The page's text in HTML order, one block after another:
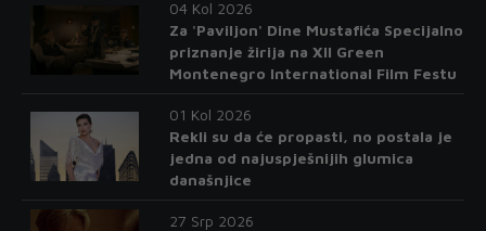
04 Kol 2026
Za 'Paviljon' Dine Mustafića Specijalno
priznanje žirija na XII Green
Montenegro International Film Festu
01 Kol 2026
Rekli su da će propasti, no postala je
jedna od najuspješnijih glumica
današnjice
27 Srp 2026